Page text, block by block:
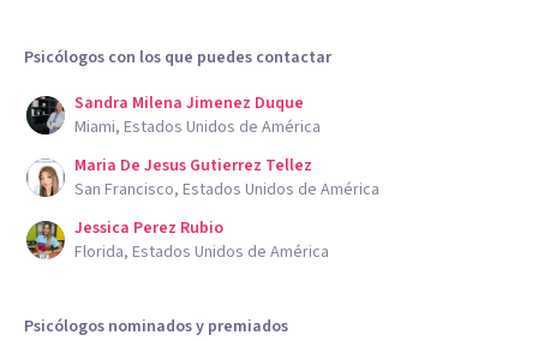
Psicólogos con los que puedes contactar
Sandra Milena Jimenez Duque
Miami, Estados Unidos de América
Maria De Jesus Gutierrez Tellez
San Francisco, Estados Unidos de América
Jessica Perez Rubio
Florida, Estados Unidos de América
Psicólogos nominados y premiados